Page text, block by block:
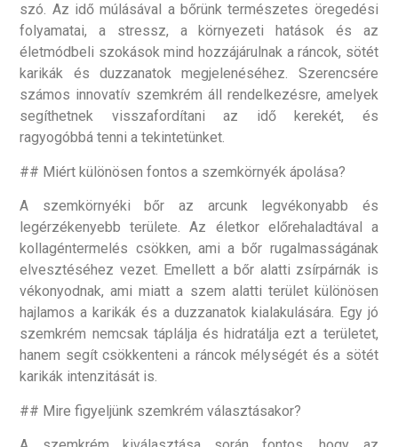
szó. Az idő múlásával a bőrünk természetes öregedési
folyamatai, a stressz, a környezeti hatások és az
életmódbeli szokások mind hozzájárulnak a ráncok, sötét
karikák és duzzanatok megjelenéséhez. Szerencsére
számos innovatív szemkrém áll rendelkezésre, amelyek
segíthetnek visszafordítani az idő kerekét, és
ragyogóbbá tenni a tekintetünket.
## Miért különösen fontos a szemkörnyék ápolása?
A szemkörnyéki bőr az arcunk legvékonyabb és
legérzékenyebb területe. Az életkor előrehaladtával a
kollagéntermelés csökken, ami a bőr rugalmasságának
elvesztéséhez vezet. Emellett a bőr alatti zsírpárnák is
vékonyodnak, ami miatt a szem alatti terület különösen
hajlamos a karikák és a duzzanatok kialakulására. Egy jó
szemkrém nemcsak táplálja és hidratálja ezt a területet,
hanem segít csökkenteni a ráncok mélységét és a sötét
karikák intenzitását is.
## Mire figyeljünk szemkrém választásakor?